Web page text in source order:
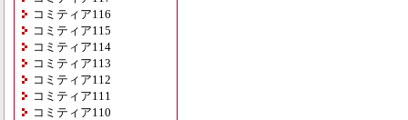
コミティア116
コミティア115
コミティア114
コミティア113
コミティア112
コミティア111
コミティア110